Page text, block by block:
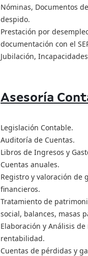
Nóminas, Documentos
despido.
Prestación por
documentación con el
Jubilación,
Asesoría
Legislación Contable.
Auditoría de Cuentas.
Libros de Ingresos y
Cuentas anuales.
Registro y valoración de
financieros.
Tratamiento de
social, balances, masas
Elaboración y Análisis
rentabilidad.
Cuentas de pérdidas y